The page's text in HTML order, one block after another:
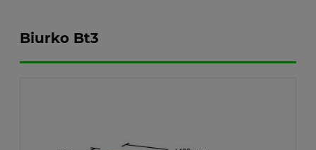
Biurko Bt3